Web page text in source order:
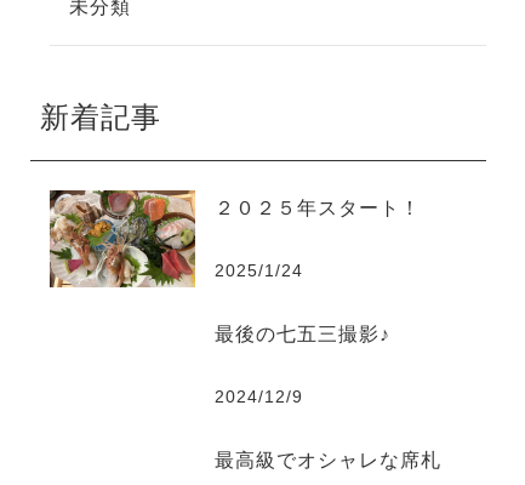
未分類
新着記事
２０２５年スタート！
2025/1/24
最後の七五三撮影♪
2024/12/9
最高級でオシャレな席札